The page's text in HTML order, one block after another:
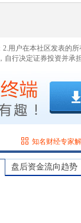
用户在本社区发表的
行决定证券投资并承担
知名财经专家
盘后资金流向趋势